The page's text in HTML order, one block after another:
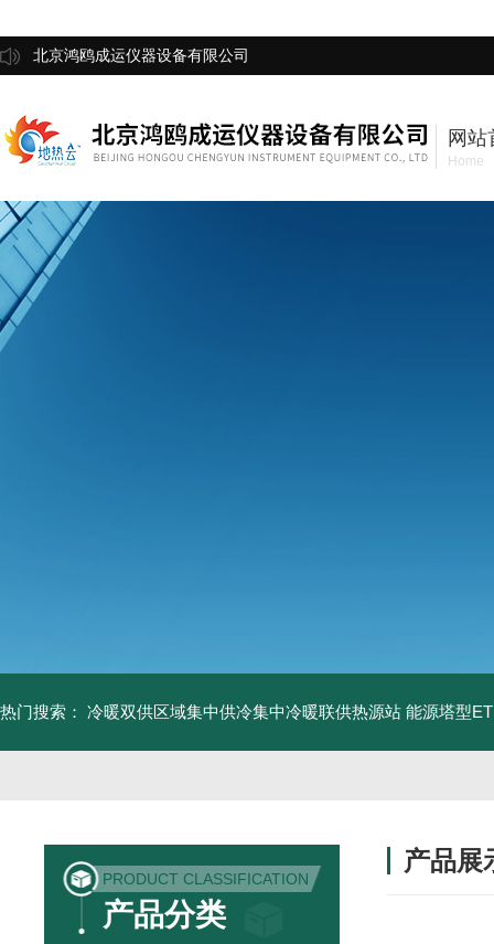
北京鸿鸥成运仪器设备有限公司
网站
Home
热门搜索： 冷暖双供区域集中供冷集中冷暖联供热源站 能源塔型
PRODUCT CLASSIFICATION
产品分类
产品展